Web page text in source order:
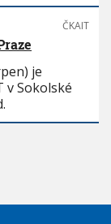
ČKAIT
je
v Sokolské